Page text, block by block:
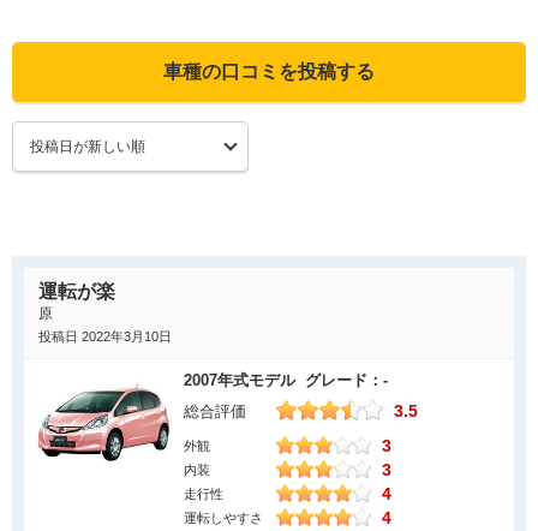
車種の口コミを投稿する
運転が楽
原
投稿日 2022年3月10日
2007年式モデル グレード：-
総合評価
3.5
外観 3
内装 3
走行性 4
運転しやすさ 4